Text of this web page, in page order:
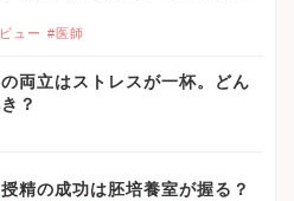
ュー #医師
両立はストレスが一杯。どん
？
精の成功は胚培養室が握る？